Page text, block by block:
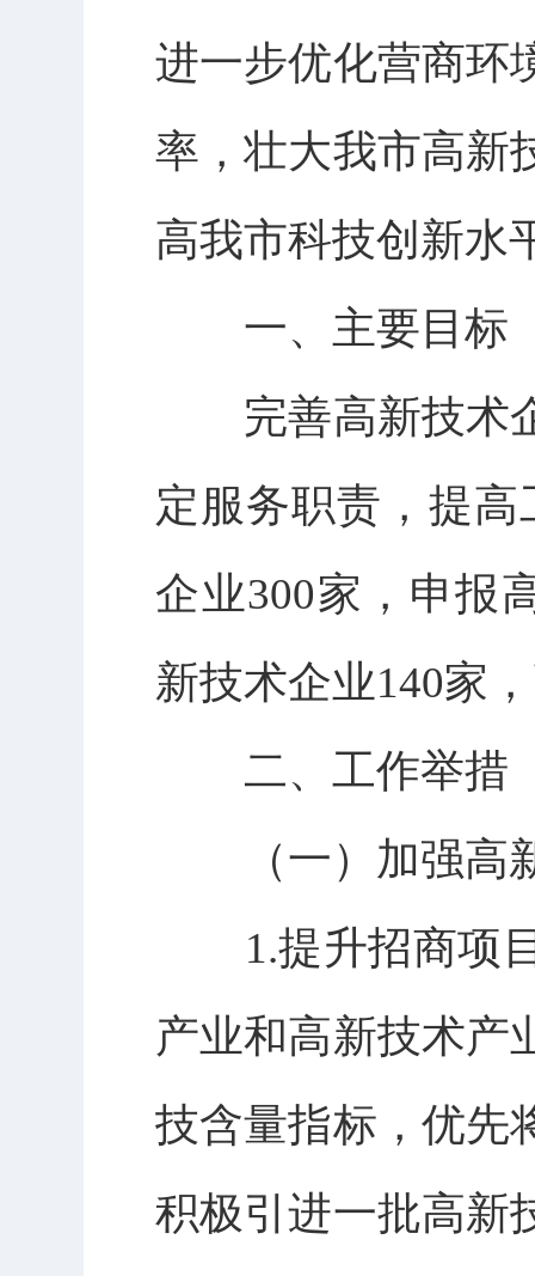
进一步优化营商环
率，壮大我市高新
高我市科技创新水
一、主要目标
完善高新技术企
定服务职责，提高
企业300家，申报
新技术企业140家
二、工作举措
（一）加强高
1.提升招商项目
产业和高新技术产
技含量指标，优先
积极引进一批高新